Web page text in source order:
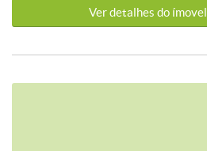
Ver detalhes do ímovel